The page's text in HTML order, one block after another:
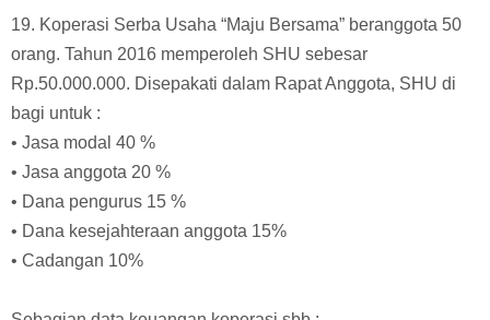
C. Rp 44.000,00
D. Rp 48.000,00
E. Rp 52.000,00
19. Koperasi Serba Usaha “Maju Bersama” beranggota 50
orang. Tahun 2016 memperoleh SHU sebesar
Rp.50.000.000. Disepakati dalam Rapat Anggota, SHU di
bagi untuk :
• Jasa modal 40 %